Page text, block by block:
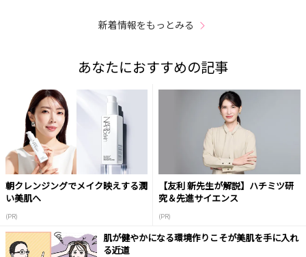
新着情報をもっとみる
あなたにおすすめの記事
朝クレンジングでメイク映えする潤
い美肌へ
(PR)
【友利 新先生が解説】ハチミツ研
究＆先進サイエンス
(PR)
肌が健やかになる環境作りこそが美肌を手に入れ
る近道